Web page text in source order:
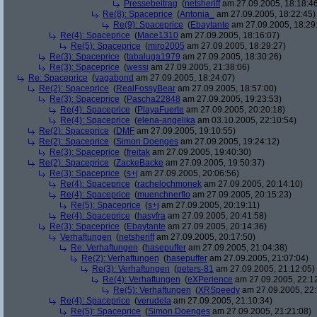
Pressebeitrag (netsheriffam 27.09.2005,
Re(8): Spaceprice (Antonia_
am 27.09.2005, 18:22:45)
Re(9): Spaceprice (Ebaytante am 27.09.2005,
Re(4): Spaceprice (Mace1310 am 27.09.2005, 18:16:07)
Re(5): Spaceprice (miro2005 am 27.09.2005, 18:29:27)
Re(3): Spaceprice (tabaluga1979 am 27.09.2005, 18:30:26)
Re(3): Spaceprice (wessi am 27.09.2005, 21:38:06)
Re: Spaceprice (vagabond am 27.09.2005, 18:24:07)
Re(2): Spaceprice (RealFossyBear am 27.09.2005, 18:57:00)
Re(3): Spaceprice (Pascha22848 am 27.09.2005, 19:23:53)
Re(4): Spaceprice (PlayaFuerte am 27.09.2005, 20:20:18)
Re(4): Spaceprice (elena-angelika am 03.10.2005, 22:10:54)
Re(2): Spaceprice (DMF am 27.09.2005, 19:10:55)
Re(2): Spaceprice (Simon Doenges am 27.09.2005, 19:24:12)
Re(3): Spaceprice (freitak am 27.09.2005, 19:40:30)
Re(2): Spaceprice (ZackeBacke am 27.09.2005, 19:50:37)
Re(3): Spaceprice (s+j am 27.09.2005, 20:06:56)
Re(4): Spaceprice (rachelochmonek am 27.09.2005, 20:14:10)
Re(4): Spaceprice (muenchnerflo am 27.09.2005, 20:15:23)
Re(5): Spaceprice (s+j am 27.09.2005, 20:19:11)
Re(4): Spaceprice (hasyfra am 27.09.2005, 20:41:58)
Re(3): Spaceprice (Ebaytante am 27.09.2005, 20:14:36)
Verhaftungen (netsheriffam 27.09.2005, 20:17:50)
Re: Verhaftungen (hasepuffer am 27.09.2005, 21:04:38)
Re(2): Verhaftungen (hasepuffer am 27.09.2005, 21:07:04)
Re(3): Verhaftungen (peters-81 am 27.09.2005, 21:12:05)
Re(4): Verhaftungen (eXPerience am 27.09.2005,
Re(5): Verhaftungen (XRSpeedy am 27.09.2005,
Re(4): Spaceprice (verudela am 27.09.2005, 21:10:34)
Re(5): Spaceprice (Simon Doenges am 27.09.2005, 21:21:08)